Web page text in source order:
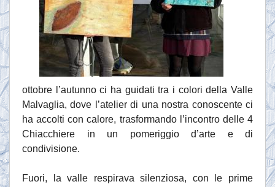
ottobre l’autunno ci ha guidati tra i colori della Valle
Malvaglia, dove l’atelier di una nostra conoscente ci
ha accolti con calore, trasformando l’incontro delle 4
Chiacchiere in un pomeriggio d’arte e di
condivisione.
Fuori, la valle respirava silenziosa, con le prime